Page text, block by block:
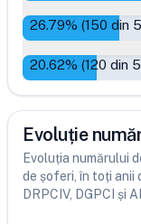
26.79% (150 din
20.62% (120 din
Evoluție
Evoluția numărului
de șoferi, în toți
DRPCIV, DGPCI și